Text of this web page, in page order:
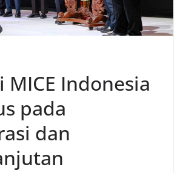
MICE Indonesia
pada
dan